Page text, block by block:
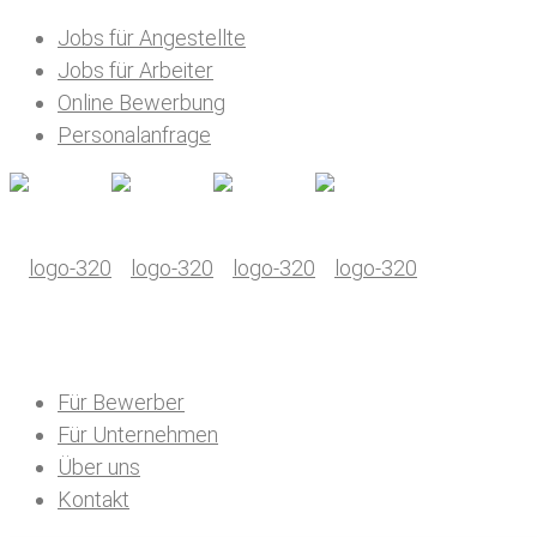
Jobs für Angestellte
Jobs für Arbeiter
Online Bewerbung
Personalanfrage
Für Bewerber
Für Unternehmen
Über uns
Kontakt